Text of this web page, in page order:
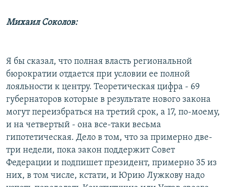
Михаил Соколов:
Я бы сказал, что полная власть региональной
бюрократии отдается при условии ее полной
лояльности к центру. Теоретическая цифра - 69
губернаторов которые в результате нового закона
могут переизбраться на третий срок, а 17, по-моему,
и на четвертый - она все-таки весьма
гипотетическая. Дело в том, что за примерно две-
три недели, пока закон поддержит Совет
Федерации и подпишет президент, примерно 35 из
них, в том числе, кстати, и Юрию Лужкову надо